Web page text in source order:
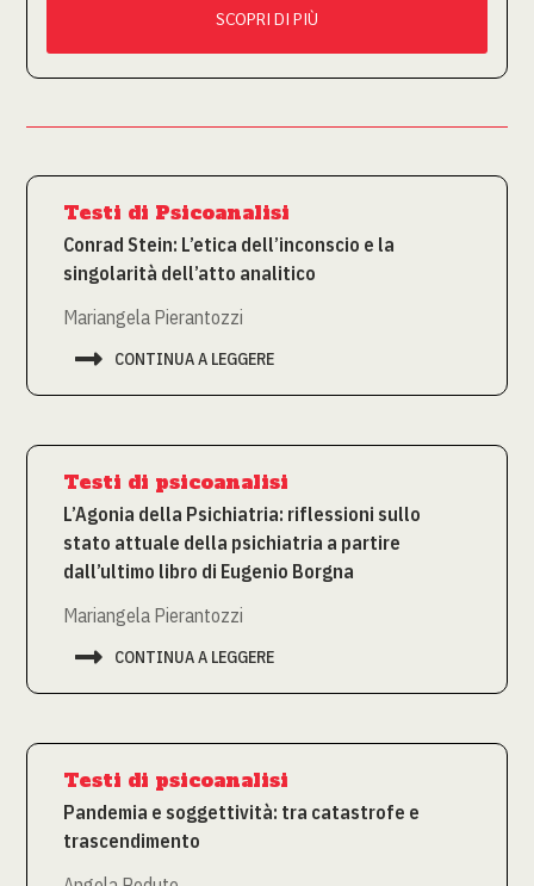
SCOPRI DI PIÙ
Testi di Psicoanalisi
Conrad Stein: L’etica dell’inconscio e la
singolarità dell’atto analitico
Mariangela Pierantozzi
 CONTINUA A LEGGERE
Testi di psicoanalisi
L’Agonia della Psichiatria: riflessioni sullo
stato attuale della psichiatria a partire
dall’ultimo libro di Eugenio Borgna
Mariangela Pierantozzi
 CONTINUA A LEGGERE
Testi di psicoanalisi
Pandemia e soggettività: tra catastrofe e
trascendimento